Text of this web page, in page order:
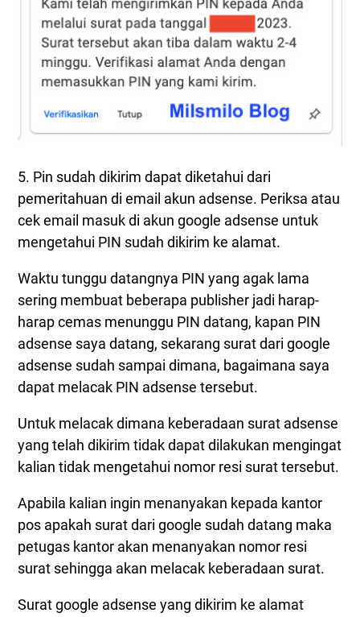
5. Pin sudah dikirim dapat diketahui dari
pemeritahuan di email akun adsense. Periksa atau
cek email masuk di akun google adsense untuk
mengetahui PIN sudah dikirim ke alamat.
Waktu tunggu datangnya PIN yang agak lama
sering membuat beberapa publisher jadi harap-
harap cemas menunggu PIN datang, kapan PIN
adsense saya datang, sekarang surat dari google
adsense sudah sampai dimana, bagaimana saya
dapat melacak PIN adsense tersebut.
Untuk melacak dimana keberadaan surat adsense
yang telah dikirim tidak dapat dilakukan mengingat
kalian tidak mengetahui nomor resi surat tersebut.
Apabila kalian ingin menanyakan kepada kantor
pos apakah surat dari google sudah datang maka
petugas kantor akan menanyakan nomor resi
surat sehingga akan melacak keberadaan surat.
Surat google adsense yang dikirim ke alamat